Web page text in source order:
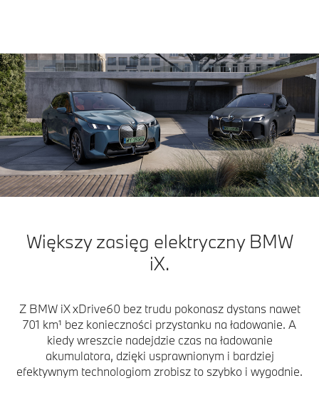
Większy zasięg elektryczny BMW
iX.
Z BMW iX xDrive60 bez trudu pokonasz dystans nawet
701 km¹ bez konieczności przystanku na ładowanie. A
kiedy wreszcie nadejdzie czas na ładowanie
akumulatora, dzięki usprawnionym i bardziej
efektywnym technologiom zrobisz to szybko i wygodnie.